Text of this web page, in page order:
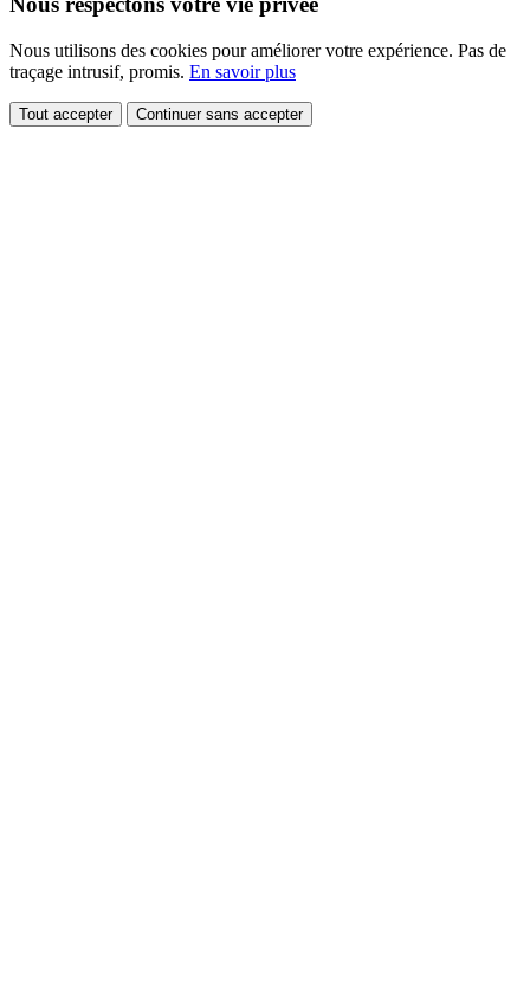
Nous utilisons des cookies pour améliorer votre expérience. Pas de
traçage intrusif, promis. En savoir plus
Tout accepter Continuer sans accepter